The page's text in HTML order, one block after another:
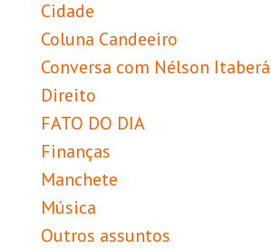
Cidade
Coluna Candeeiro
Conversa com Nélson Itaberá
Direito
FATO DO DIA
Finanças
Manchete
Música
Outros assuntos